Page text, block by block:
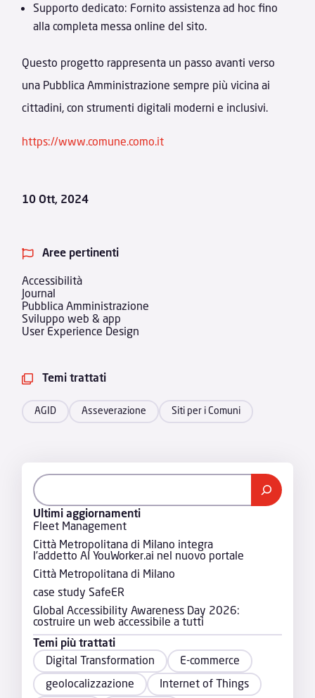
10 Ott, 2024
 Aree pertinenti
Accessibilità
Journal
Pubblica Amministrazione
Sviluppo web & app
User Experience Design
 Temi trattati
AGID Asseverazione Siti per i Comuni
Ultimi aggiornamenti
Fleet Management
Città Metropolitana di Milano integra
l’addetto AI YouWorker.ai nel nuovo portale
Città Metropolitana di Milano
case study SafeER
Global Accessibility Awareness Day 2026:
costruire un web accessibile a tutti
Temi più trattati
Digital Transformation
E-commerce
geolocalizzazione
Internet of Things
Supporto dedicato: Fornito assistenza ad hoc fino
alla completa messa online del sito.
Questo progetto rappresenta un passo avanti verso
una Pubblica Amministrazione sempre più vicina ai
cittadini, con strumenti digitali moderni e inclusivi.
https://www.comune.como.it